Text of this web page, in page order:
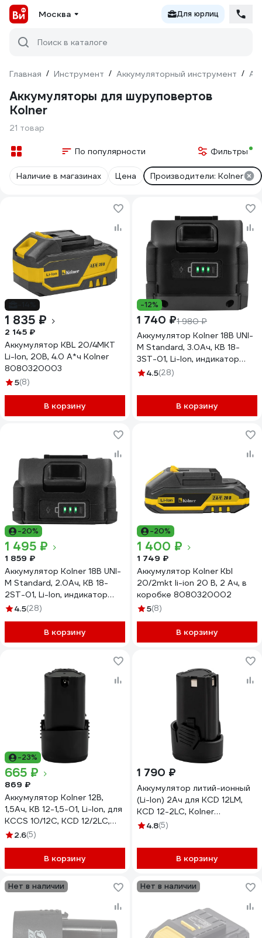
Москва Для юрлиц
Поиск в каталоге
Главная / Инструмент / Аккумуляторный инструмент /
Аккумуляторы для шуруповертов
Kolner
21 товар
По популярности Фильтры
Наличие в магазинах Цена Производители: Kolner
1 835 ₽
2 145 ₽
Аккумулятор KBL 20/4MKT
Li-Ion, 20В, 4.0 А*ч Kolner
8080320003
5(8)
В корзину
-12%
1 740 ₽1 980 ₽
Аккумулятор Kolner 18В UNI-
M Standard, 3.0Ач, KB 18-
3ST-01, Li-lon, индикатор
заряда, прорезиненный
перегрева, КЗ, перезаряда
8080118006
4.5(28)
В корзину
-20%
1 495 ₽
1 859 ₽
Аккумулятор Kolner 18В UNI-
M Standard, 2.0Ач, KB 18-
2ST-01, Li-lon, индикатор
заряда, прорезиненный
перегрева, КЗ, перезаряда
8080118005
4.5(28)
В корзину
-20%
1 400 ₽
1 749 ₽
Аккумулятор Kolner Kbl
20/2mkt li-ion 20 В, 2 Ач, в
коробке 8080320002
5(8)
В корзину
-23%
665 ₽
869 ₽
Аккумулятор Kolner 12В,
1,5Ач, KB 12-1,5-01, Li-Ion, для
KCCS 10/12C, KCD 12/2LC,
блистер 8080212117
2.6(5)
В корзину
1 790 ₽
Аккумулятор литий-ионный
(Li-Ion) 2Ач для KCD 12LM,
KCD 12-2LС, Kolner
8080112114
4.8(5)
В корзину
Нет в наличии Нет в наличии